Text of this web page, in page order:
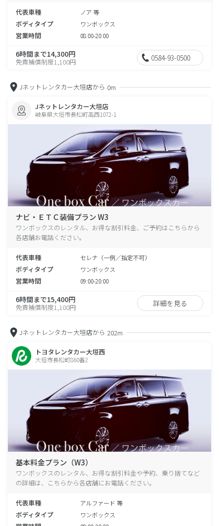
代表車種 ノア 等
ボディタイプ ワンボックス
営業時間 08:00-20:00
6時間まで14,300円
免責補償制度1,100円 0584-93-0500
Jネットレンタカー大垣店から 0m
Jネットレンタカー大垣店
岐阜県大垣市長松町高西1072-1
ナビ・ＥＴＣ装備プラン W3
ワンボックスのレンタル、お得な割引料金、ご予約はこちらから
各店舗お電話ください。
代表車種 セレナ（一例／指定不可）
ボディタイプ ワンボックス
営業時間 09:00-20:00
6時間まで15,400円
免責補償制度1,100円 詳細を見る
Jネットレンタカー大垣店から 202m
トヨタレンタカー大垣西
大垣市長松町860番2
基本料金プラン（W3）
ワンボックスのレンタル、お得な割引料金や予約、乗り捨てなど
の詳細は、こちらから各店舗にお電話ください。
代表車種 アルファード 等
ボディタイプ ワンボックス